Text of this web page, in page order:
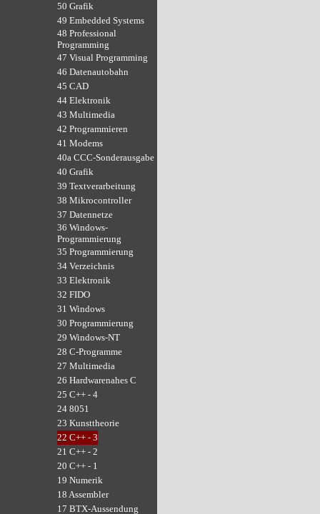
50 Grafik
49 Embedded Systems
48 Professional
Programming
47 Visual Programming
46 Datenautobahn
45 CAD
44 Elektronik
43 Multimedia
42 Programmieren
41 Modems
40a CCC-Sonderausgabe
40 Grafik
39 Textverarbeitung
38 Mikrocontroller
37 Datennetze
36 Windows-
Programmierung
35 Programmierung
34 Verzeichnis
33 Elektronik
32 FIDO
31 Windows
30 Programmierung
29 Windows-NT
28 C-Programme
27 Multimedia
26 Hardwarenahes C
25 C++ - 4
24 8051
23 Kunsttheorie
22 C++ - 3
21 C++ - 2
20 C++ - 1
19 Numerik
18 Assembler
17 BTX-Aussendung